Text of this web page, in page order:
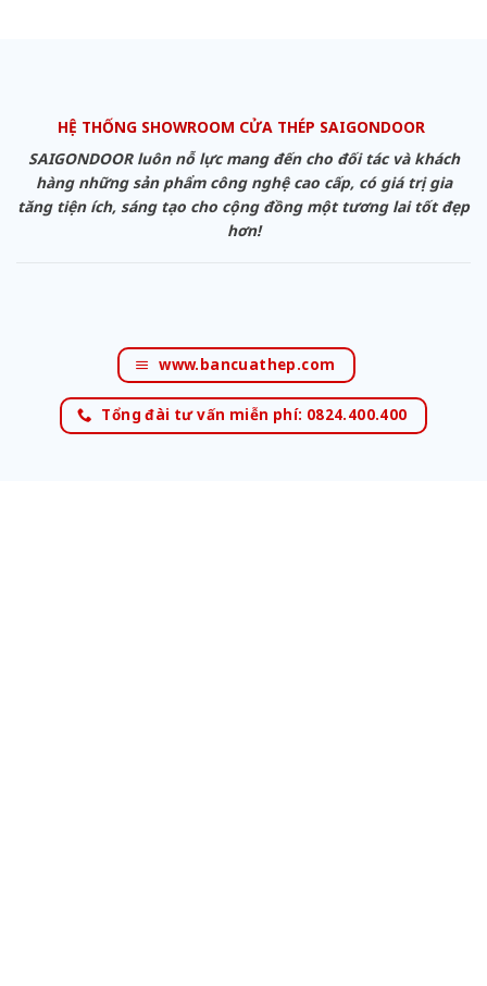
HỆ THỐNG SHOWROOM CỬA THÉP SAIGONDOOR
SAIGONDOOR luôn nỗ lực mang đến cho đối tác và khách
hàng những sản phẩm công nghệ cao cấp, có giá trị gia
tăng tiện ích, sáng tạo cho cộng đồng một tương lai tốt đẹp
hơn!
www.bancuathep.com
Tổng đài tư vấn miễn phí: 0824.400.400